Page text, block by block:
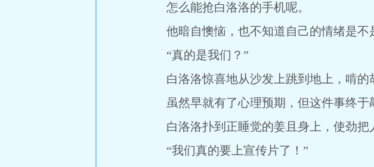
怎么能抢白洛洛的手机呢。
他暗自懊恼，也不知道自己的情绪是不
“真的是我们？”
白洛洛惊喜地从沙发上跳到地上，啃的
虽然早就有了心理预期，但这件事终于
白洛洛扑到正睡觉的姜且身上，使劲把
“我们真的要上宣传片了！”